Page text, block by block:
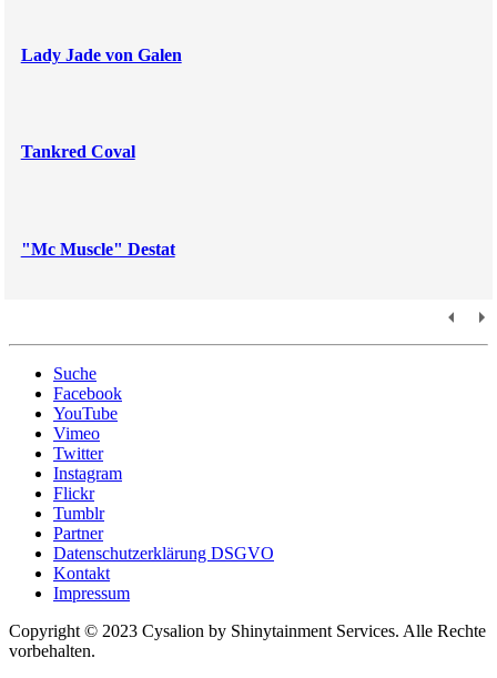
Lady Jade von Galen
Tankred Coval
"Mc Muscle" Destat
Suche
Facebook
YouTube
Vimeo
Twitter
Instagram
Flickr
Tumblr
Partner
Datenschutzerklärung DSGVO
Kontakt
Impressum
Copyright © 2023 Cysalion by Shinytainment Services. Alle Rechte
vorbehalten.